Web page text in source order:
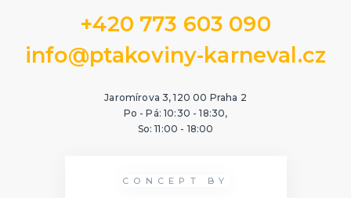
+420 773 603 090
info@ptakoviny-karneval.cz
Jaromírova 3, 120 00 Praha 2
Po - Pá: 10:30 - 18:30,
So: 11:00 - 18:00
CONCEPT BY